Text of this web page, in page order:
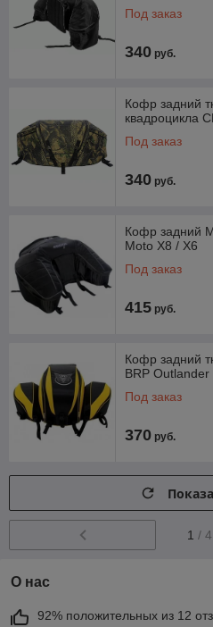
Под заказ
340 руб.
Кофр задний
квадроцикла
Под заказ
340 руб.
Кофр задний
Moto X8 / X6
Под заказ
415 руб.
Кофр задний
BRP Outlander
Под заказ
370 руб.
1 / 4
О нас
92% положительных из 12